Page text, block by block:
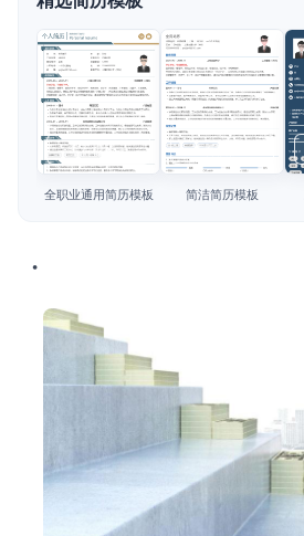
面试自我介绍
AI 职场工具 New
简历模板
简历教程
查看模板
全职业通用简历模板
查看模板
简洁简历模板